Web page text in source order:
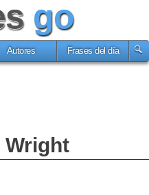
go
Autores Frases del día
Wright